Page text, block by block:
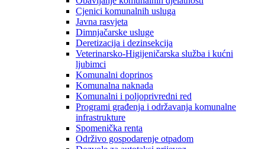
Cjenici komunalnih usluga
Javna rasvjeta
Dimnjačarske usluge
Deretizacija i dezinsekcija
Veterinarsko-Higijeničarska služba i kućni
ljubimci
Komunalni doprinos
Komunalna naknada
Komunalni i poljoprivredni red
Programi građenja i održavanja komunalne
infrastrukture
Spomenička renta
Održivo gospodarenje otpadom